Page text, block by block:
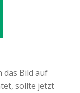
das Bild auf
sollte jetzt